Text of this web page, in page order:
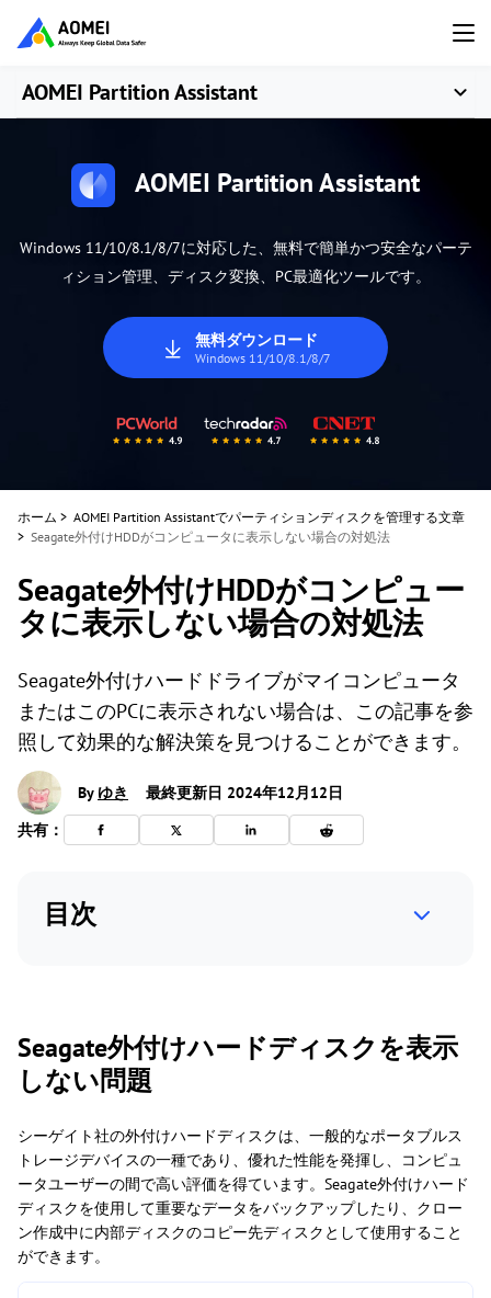
AOMEI Partition Assistant
AOMEI Partition Assistant
Windows 11/10/8.1/8/7に対応した、無料で簡単かつ安全なパーテ
ィション管理、ディスク変換、PC最適化ツールです。
無料ダウンロード
Windows 11/10/8.1/8/7
ホーム > AOMEI Partition Assistantでパーティションディスクを管理する文章
> Seagate外付けHDDがコンピュータに表示しない場合の対処法
Seagate外付けHDDがコンピュー
タに表示しない場合の対処法
Seagate外付けハードドライブがマイコンピュータ
またはこのPCに表示されない場合は、この記事を参
照して効果的な解決策を見つけることができます。
By ゆき
最終更新日 2024年12月12日
共有：
目次
Seagate外付けハードディスクを表示
しない問題
シーゲイト社の外付けハードディスクは、一般的なポータブルス
トレージデバイスの一種であり、優れた性能を発揮し、コンピュ
ータユーザーの間で高い評価を得ています。Seagate外付けハード
ディスクを使用して重要なデータをバックアップしたり、クロー
ン作成中に内部ディスクのコピー先ディスクとして使用すること
ができます。